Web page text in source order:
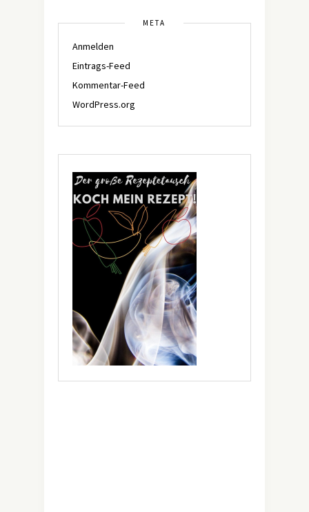
META
Anmelden
Eintrags-Feed
Kommentar-Feed
WordPress.org